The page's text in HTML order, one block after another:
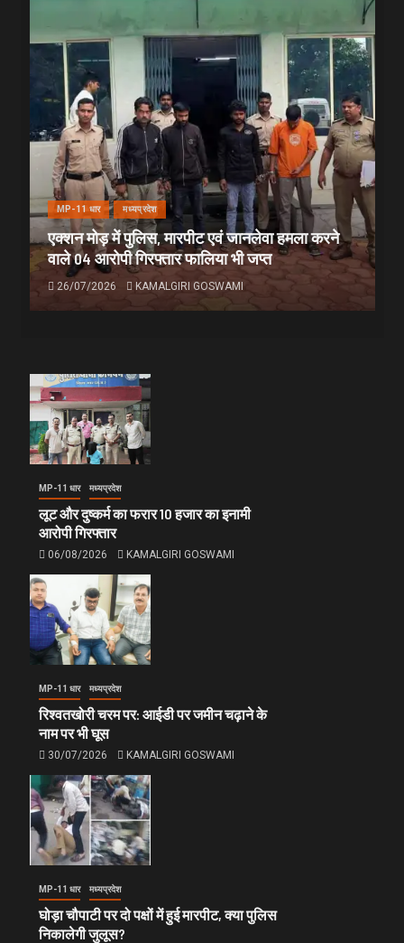
MP-11 धार मध्यप्रदेश
एक्शन मोड़ में पुलिस, मारपीट एवं जानलेवा हमला करने
वाले 04 आरोपी गिरफ्तार फालिया भी जप्त
26/07/2026 KAMALGIRI GOSWAMI
MP-11 धार मध्यप्रदेश
लूट और दुष्कर्म का फरार 10 हजार का इनामी
आरोपी गिरफ्तार
06/08/2026 KAMALGIRI GOSWAMI
MP-11 धार मध्यप्रदेश
रिश्वतखोरी चरम पर: आईडी पर जमीन चढ़ाने के
नाम पर भी घूस
30/07/2026 KAMALGIRI GOSWAMI
MP-11 धार मध्यप्रदेश
घोड़ा चौपाटी पर दो पक्षों में हुई मारपीट, क्या पुलिस
निकालेगी जुलूस?